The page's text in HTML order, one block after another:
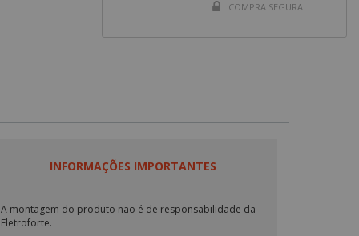
COMPRA SEGURA
INFORMAÇÕES IMPORTANTES
A montagem do produto não é de responsabilidade da
Eletroforte.